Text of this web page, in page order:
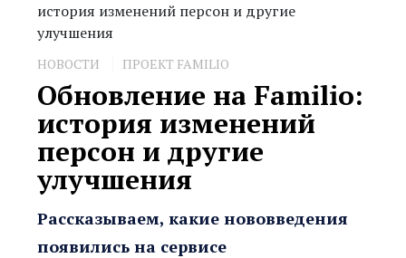
история изменений персон и другие
улучшения
НОВОСТИ ПРОЕКТ FAMILIO
Обновление на Familio:
история изменений
персон и другие
улучшения
Рассказываем, какие нововведения
появились на сервисе